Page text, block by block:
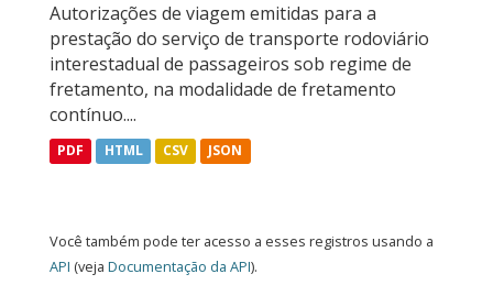
Autorizações de viagem emitidas para a
prestação do serviço de transporte rodoviário
interestadual de passageiros sob regime de
fretamento, na modalidade de fretamento
contínuo....
PDF HTML CSV JSON
Você também pode ter acesso a esses registros usando a
API (veja Documentação da API).